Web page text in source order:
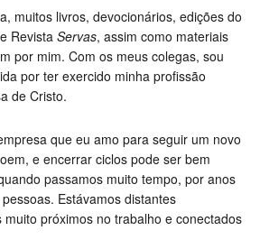
muitos livros, devocionários, edições do
e Revista Servas, assim como materiais
por mim. Com os meus colegas, sou
por ter exercido minha profissão
de Cristo.
que eu amo para seguir um novo
e encerrar ciclos pode ser bem
passamos muito tempo, por anos
Estávamos distantes
próximos no trabalho e conectados